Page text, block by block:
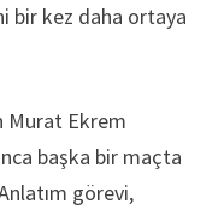
bir kez daha ortaya
Murat Ekrem
başka bir maçta
görevi,